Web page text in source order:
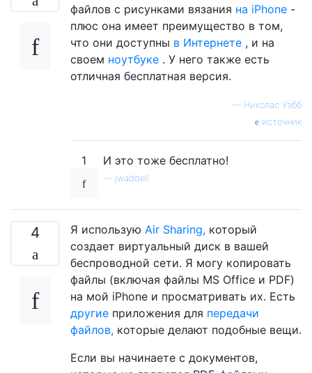
файлов с рисунками вязания на iPhone -
плюс она имеет преимущество в том,
что они доступны в Интернете , и на
своем ноутбуке . У него также есть
отличная бесплатная версия.
— Николас Уэбб
источник
1 И это тоже бесплатно!
jwaddell
4 Я использую Air Sharing, который
создает виртуальный диск в вашей
беспроводной сети. Я могу копировать
файлы (включая файлы MS Office и PDF)
на мой iPhone и просматривать их. Есть
другие приложения для передачи
файлов, которые делают подобные вещи.
Если вы начинаете с документов,